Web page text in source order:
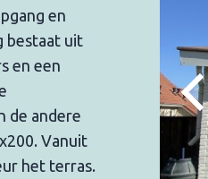
en
bestaat uit
en een
de andere
Vanuit
het terras.